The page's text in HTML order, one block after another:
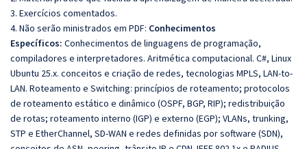
3. Exercícios comentados.
4. Não serão ministrados em PDF: Conhecimentos
Específicos: Conhecimentos de linguagens de programação,
compiladores e interpretadores. Aritmética computacional. C#, Linux
Ubuntu 25.x. conceitos e criação de redes, tecnologias MPLS, LAN-to-
LAN. Roteamento e Switching: princípios de roteamento; protocolos
de roteamento estático e dinâmico (OSPF, BGP, RIP); redistribuição
de rotas; roteamento interno (IGP) e externo (EGP); VLANs, trunking,
STP e EtherChannel, SD-WAN e redes definidas por software (SDN),